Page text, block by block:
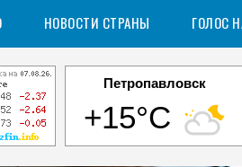
НОВОСТИ СТРАНЫ ГОЛОС
Петропавловск
+15°C